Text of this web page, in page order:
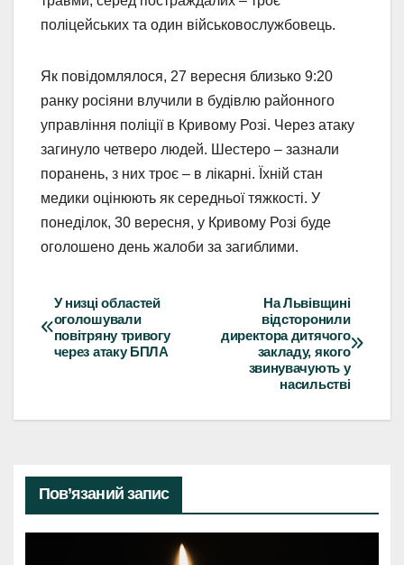
поліцейських та один військовослужбовець.
Як повідомлялося, 27 вересня близько 9:20
ранку росіяни влучили в будівлю районного
управління поліції в Кривому Розі. Через атаку
загинуло четверо людей. Шестеро – зазнали
поранень, з них троє – в лікарні. Їхній стан
медики оцінюють як середньої тяжкості. У
понеділок, 30 вересня, у Кривому Розі буде
оголошено день жалоби за загиблими.
Навігація
записів
На Львівщині
відсторонили
директора дитячого
закладу, якого
звинувачують у
насильстві
У низці областей
оголошували
повітряну тривогу
через атаку БПЛА
Пов’язаний запис